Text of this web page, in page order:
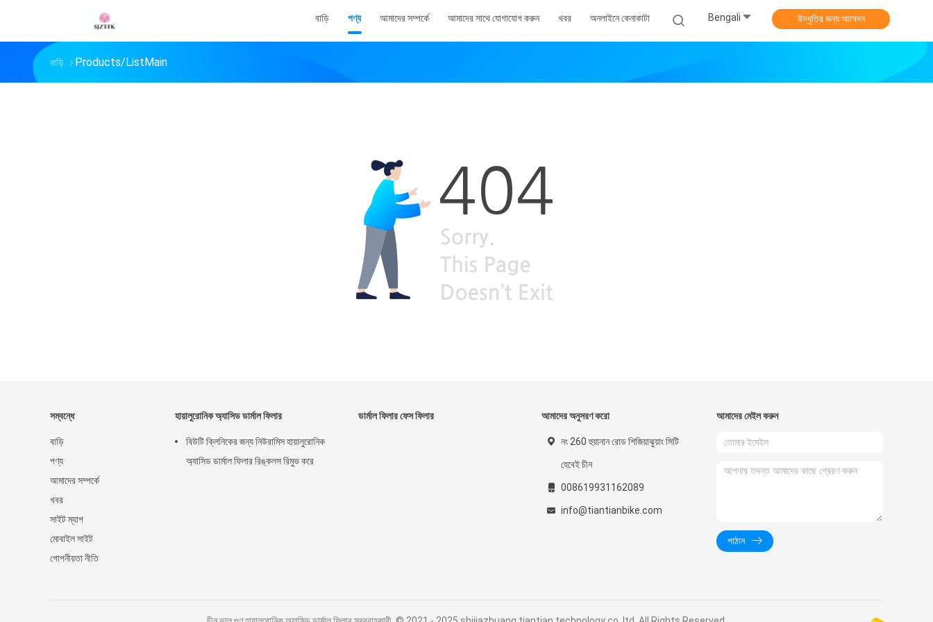
বাড়ি পণ্য আমাদের সম্পর্কে আমাদের সাথে যোগাযোগ করুন খবর অনলাইনে কেনাকাটা Bengali উদ্ধৃতির জন্য আবেদন
বাড়ি Products/ListMain
সম্বন্ধে
বাড়ি
পণ্য
আমাদের সম্পর্কে
খবর
সাইট ম্যাপ
মোবাইল সাইট
গোপনীয়তা নীতি
হায়ালুরোনিক অ্যাসিড ডার্মাল ফিলার
বিউটি ক্লিনিকের জন্য নিউরামিস হায়ালুরোনিক
অ্যাসিড ডার্মাল ফিলার রিঙ্কলস রিমুভ করে
ডার্মাল ফিলার ফেস ফিলার আমাদের অনুসরণ করো
নং 260 হুয়ানান রোড শিজিয়াঝুয়াং সিটি
হেবেই চীন
008619931162089
info@tiantianbike.com
আমাদের মেইল ​​করুন
পাঠান